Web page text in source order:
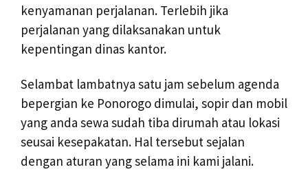
kenyamanan perjalanan. Terlebih jika
perjalanan yang dilaksanakan untuk
kepentingan dinas kantor.
Selambat lambatnya satu jam sebelum agenda
bepergian ke Ponorogo dimulai, sopir dan mobil
yang anda sewa sudah tiba dirumah atau lokasi
seusai kesepakatan. Hal tersebut sejalan
dengan aturan yang selama ini kami jalani.